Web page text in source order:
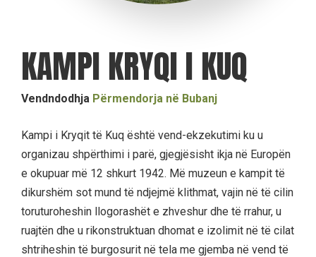
KAMPI KRYQI I KUQ
Vendndodhja Përmendorja në Bubanj
Kampi i Kryqit të Kuq është vend-ekzekutimi ku u
organizau shpërthimi i parë, gjegjësisht ikja në Europën
e okupuar më 12 shkurt 1942. Më muzeun e kampit të
dikurshëm sot mund të ndjejmë klithmat, vajin në të cilin
toruturoheshin llogorashët e zhveshur dhe të rrahur, u
ruajtën dhe u rikonstruktuan dhomat e izolimit në të cilat
shtriheshin të burgosurit në tela me gjemba në vend të